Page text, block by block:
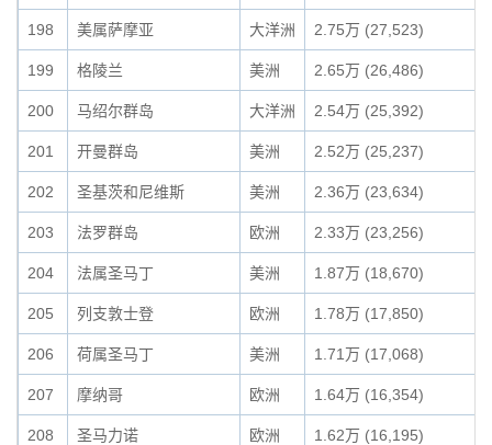
198 美属萨摩亚 大洋洲 2.75万 (27,523)
199 格陵兰 美洲 2.65万 (26,486)
200 马绍尔群岛 大洋洲 2.54万 (25,392)
201 开曼群岛 美洲 2.52万 (25,237)
202 圣基茨和尼维斯 美洲 2.36万 (23,634)
203 法罗群岛 欧洲 2.33万 (23,256)
204 法属圣马丁 美洲 1.87万 (18,670)
205 列支敦士登 欧洲 1.78万 (17,850)
206 荷属圣马丁 美洲 1.71万 (17,068)
207 摩纳哥 欧洲 1.64万 (16,354)
208 圣马力诺 欧洲 1.62万 (16,195)